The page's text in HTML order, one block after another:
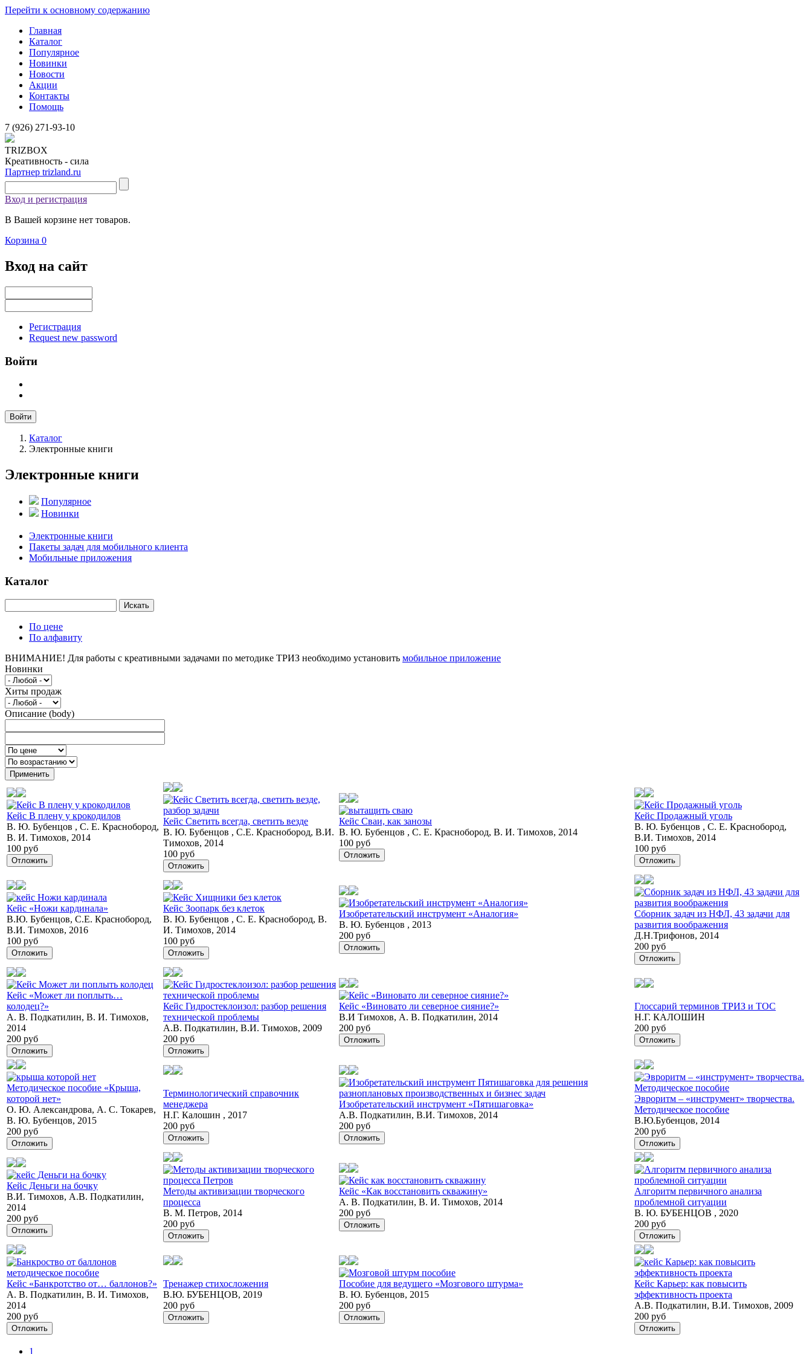
Перейти к основному содержанию
Главная
Каталог
Популярное
Новинки
Новости
Акции
Контакты
Помощь
7 (926) 271-93-10
TRIZBOX
Креативность - сила
Партнер trizland.ru
Вход и регистрация
В Вашей корзине нет товаров.
Корзина 0
Вход на сайт
Регистрация
Request new password
Войти
Войти
Каталог
Электронные книги
Электронные книги
Популярное
Новинки
Электронные книги
Пакеты задач для мобильного клиента
Мобильные приложения
Каталог
Искать
По цене
По алфавиту
ВНИМАНИЕ! Для работы с креативными задачами по методике ТРИЗ необходимо установить мобильное приложение
Новинки
Хиты продаж
Описание (body)
Применить
Кейс В плену у крокодилов
В. Ю. Бубенцов , С. Е. Краснобород,
В. И. Тимохов, 2014
100 руб
Отложить
Кейс Светить всегда, светить везде
В. Ю. Бубенцов , C.Е. Краснобород, В.И.
Тимохов, 2014
100 руб
Отложить
Кейс Сваи, как занозы
В. Ю. Бубенцов , С. Е. Краснобород, В. И. Тимохов, 2014
100 руб
Отложить
Кейс Продажный уголь
В. Ю. Бубенцов , С. Е. Краснобород,
В.И. Тимохов, 2014
100 руб
Отложить
Кейс «Ножи кардинала»
В.Ю. Бубенцов, С.Е. Краснобород,
В.И. Тимохов, 2016
100 руб
Отложить
Кейс Зоопарк без клеток
В. Ю. Бубенцов , С. Е. Краснобород, В.
И. Тимохов, 2014
100 руб
Отложить
Изобретательский инструмент «Аналогия»
В. Ю. Бубенцов , 2013
200 руб
Отложить
Сборник задач из НФЛ, 43 задачи для
развития воображения
Д.Н.Трифонов, 2014
200 руб
Отложить
Кейс «Может ли поплыть…
колодец?»
А. В. Подкатилин, В. И. Тимохов,
2014
200 руб
Отложить
Кейс Гидростеклоизол: разбор решения
технической проблемы
А.В. Подкатилин, В.И. Тимохов, 2009
200 руб
Отложить
Кейс «Виновато ли северное сияние?»
В.И Тимохов, А. В. Подкатилин, 2014
200 руб
Отложить
Глоссарий терминов ТРИЗ и ТОС
Н.Г. КАЛОШИН
200 руб
Отложить
Методическое пособие «Крыша,
которой нет»
О. Ю. Александрова, А. С. Токарев,
В. Ю. Бубенцов, 2015
200 руб
Отложить
Терминологический справочник
менеджера
Н.Г. Калошин , 2017
200 руб
Отложить
Изобретательский инструмент «Пятишаговка»
А.В. Подкатилин, В.И. Тимохов, 2014
200 руб
Отложить
Эвроритм – «инструмент» творчества.
Методическое пособие
В.Ю.Бубенцов, 2014
200 руб
Отложить
Кейс Деньги на бочку
В.И. Тимохов, А.В. Подкатилин,
2014
200 руб
Отложить
Методы активизации творческого
процесса
В. М. Петров, 2014
200 руб
Отложить
Кейс «Как восстановить скважину»
А. В. Подкатилин, В. И. Тимохов, 2014
200 руб
Отложить
Алгоритм первичного анализа
проблемной ситуации
В. Ю. БУБЕНЦОВ , 2020
200 руб
Отложить
Кейс «Банкротство от… баллонов?»
А. В. Подкатилин, В. И. Тимохов,
2014
200 руб
Отложить
Тренажер стихосложения
В.Ю. БУБЕНЦОВ, 2019
200 руб
Отложить
Пособие для ведущего «Мозгового штурма»
В. Ю. Бубенцов, 2015
200 руб
Отложить
Кейс Карьер: как повысить
эффективность проекта
А.В. Подкатилин, В.И. Тимохов, 2009
200 руб
Отложить
1